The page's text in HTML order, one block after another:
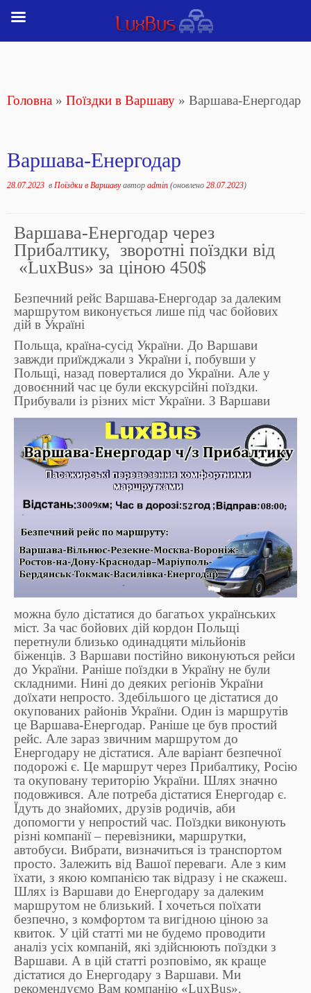
Головна » Поїздки в Варшаву » Варшава-Енергодар
Варшава-Енергодар
28.07.2023 в Поїздки в Варшавуавтор admin (оновлено 28.07.2023)
Варшава-Енергодар через
Прибалтику, зворотні поїздки від
«LuxBus» за ціною 450$
Безпечний рейс Варшава-Енергодар за далеким
маршрутом виконується лише під час бойових
дій в Україні
Польща, країна-сусід України. До Варшави
завжди приїжджали з України і, побувши у
Польщі, назад поверталися до України. Але у
довоєнний час це були екскурсійні поїздки.
Прибували із різних міст України. З Варшави
можна було дістатися до багатьох українських
міст. За час бойових дій кордон Польщі
перетнули близько одинадцяти мільйонів
біженців. З Варшави постійно виконуються рейси
до України. Раніше поїздки в Україну не були
складними. Нині до деяких регіонів України
доїхати непросто. Здебільшого це дістатися до
окупованих районів України. Один із маршрутів
це Варшава-Енергодар. Раніше це був простий
рейс. Але зараз звичним маршрутом до
Енергодару не дістатися. Але варіант безпечної
подорожі є. Це маршрут через Прибалтику, Росію
та окуповану територію України. Шлях значно
подовжився. Але потреба дістатися Енергодар є.
Їдуть до знайомих, друзів родичів, аби
допомогти у непростий час. Поїздки виконують
різні компанії – перевізники, маршрутки,
автобуси. Вибрати, визначиться із транспортом
просто. Залежить від Вашої переваги. Але з ким
їхати, з якою компанією так відразу і не скажеш.
Шлях із Варшави до Енергодару за далеким
маршрутом не близький. І хочеться поїхати
безпечно, з комфортом та вигідною ціною за
квиток. У цій статті ми не будемо проводити
аналіз усіх компаній, які здійснюють поїздки з
Варшави. А в цій статті розповімо, як краще
дістатися до Енергодару з Варшави. Ми
рекомендуємо Вам компанію «LuxBus».